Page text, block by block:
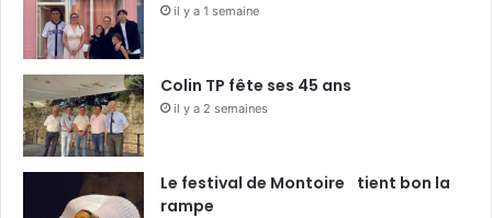
il y a 1 semaine
Colin TP fête ses 45 ans
il y a 2 semaines
Le festival de Montoire tient bon la
rampe